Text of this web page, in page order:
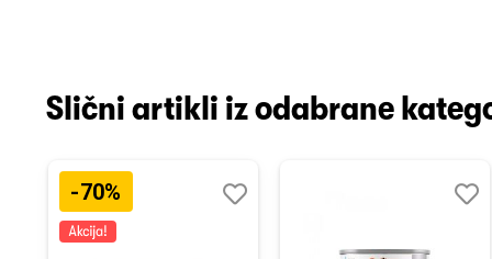
Slični artikli iz odabrane
-70%